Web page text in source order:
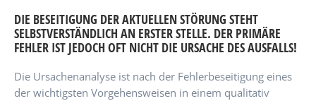
DIE BESEITIGUNG DER AKTUELLEN STÖRUNG STEHT
SELBSTVERSTÄNDLICH AN ERSTER STELLE. DER PRIMÄRE
FEHLER IST JEDOCH OFT NICHT DIE URSACHE DES AUSFALLS!
Die Ursachenanalyse ist nach der Fehlerbeseitigung eines
der wichtigsten Vorgehensweisen in einem qualitativ